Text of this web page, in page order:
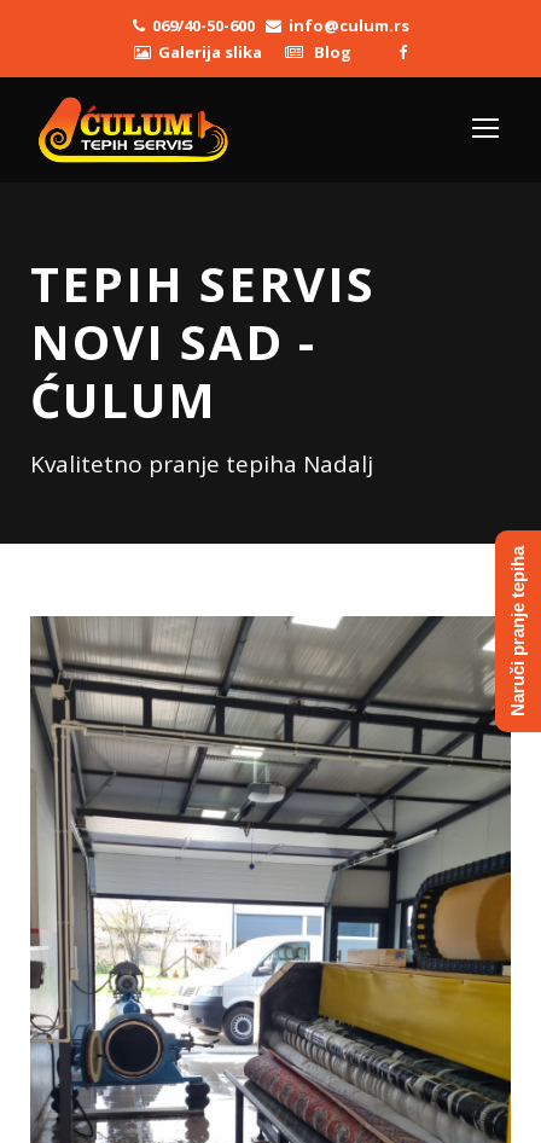
069/40-50-600
info@culum.rs
Galerija slika
Blog
TEPIH SERVIS
NOVI SAD -
ĆULUM
Kvalitetno pranje tepiha Nadalj
Naruči pranje tepiha